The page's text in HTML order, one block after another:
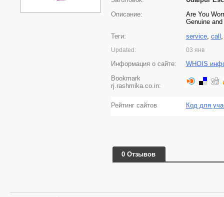
Описание:
Are You
Genuine
Теги:
service, call
Updated: 03 янв
Информация о сайте:
WHOIS
Bookmark
rj.rashmika.co.in:
Рейтинг сайтов Код для
0 Отзывов